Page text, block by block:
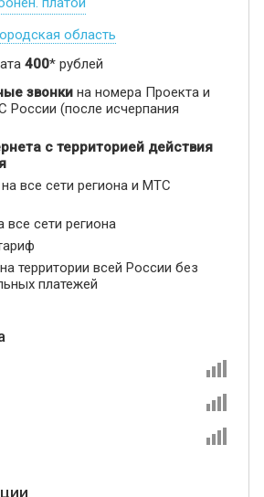
область
400* рублей
звонки на номера Проекта и
России (после исчерпания
с территорией действия
на все сети региона и МТС
все сети региона
территории всей России без
платежей